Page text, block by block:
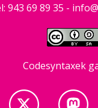
943 69 89 35 -
Codesyntaxek